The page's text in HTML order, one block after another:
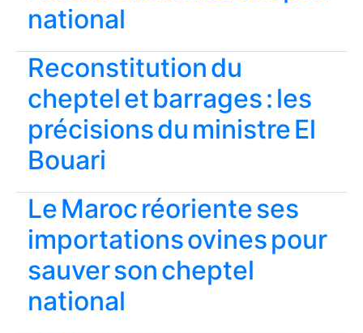
national
Reconstitution du
cheptel et barrages : les
précisions du ministre El
Bouari
Le Maroc réoriente ses
importations ovines pour
sauver son cheptel
national